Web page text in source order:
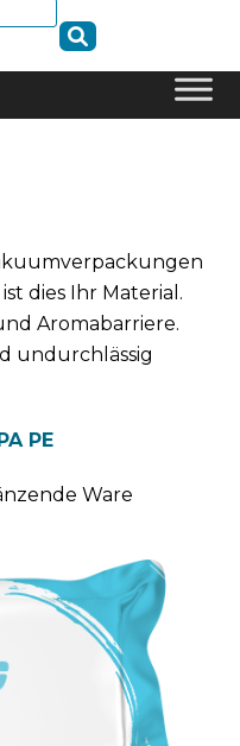
dies Ihr Material.
Aromabarriere.
undurchlässig
PE
Ware